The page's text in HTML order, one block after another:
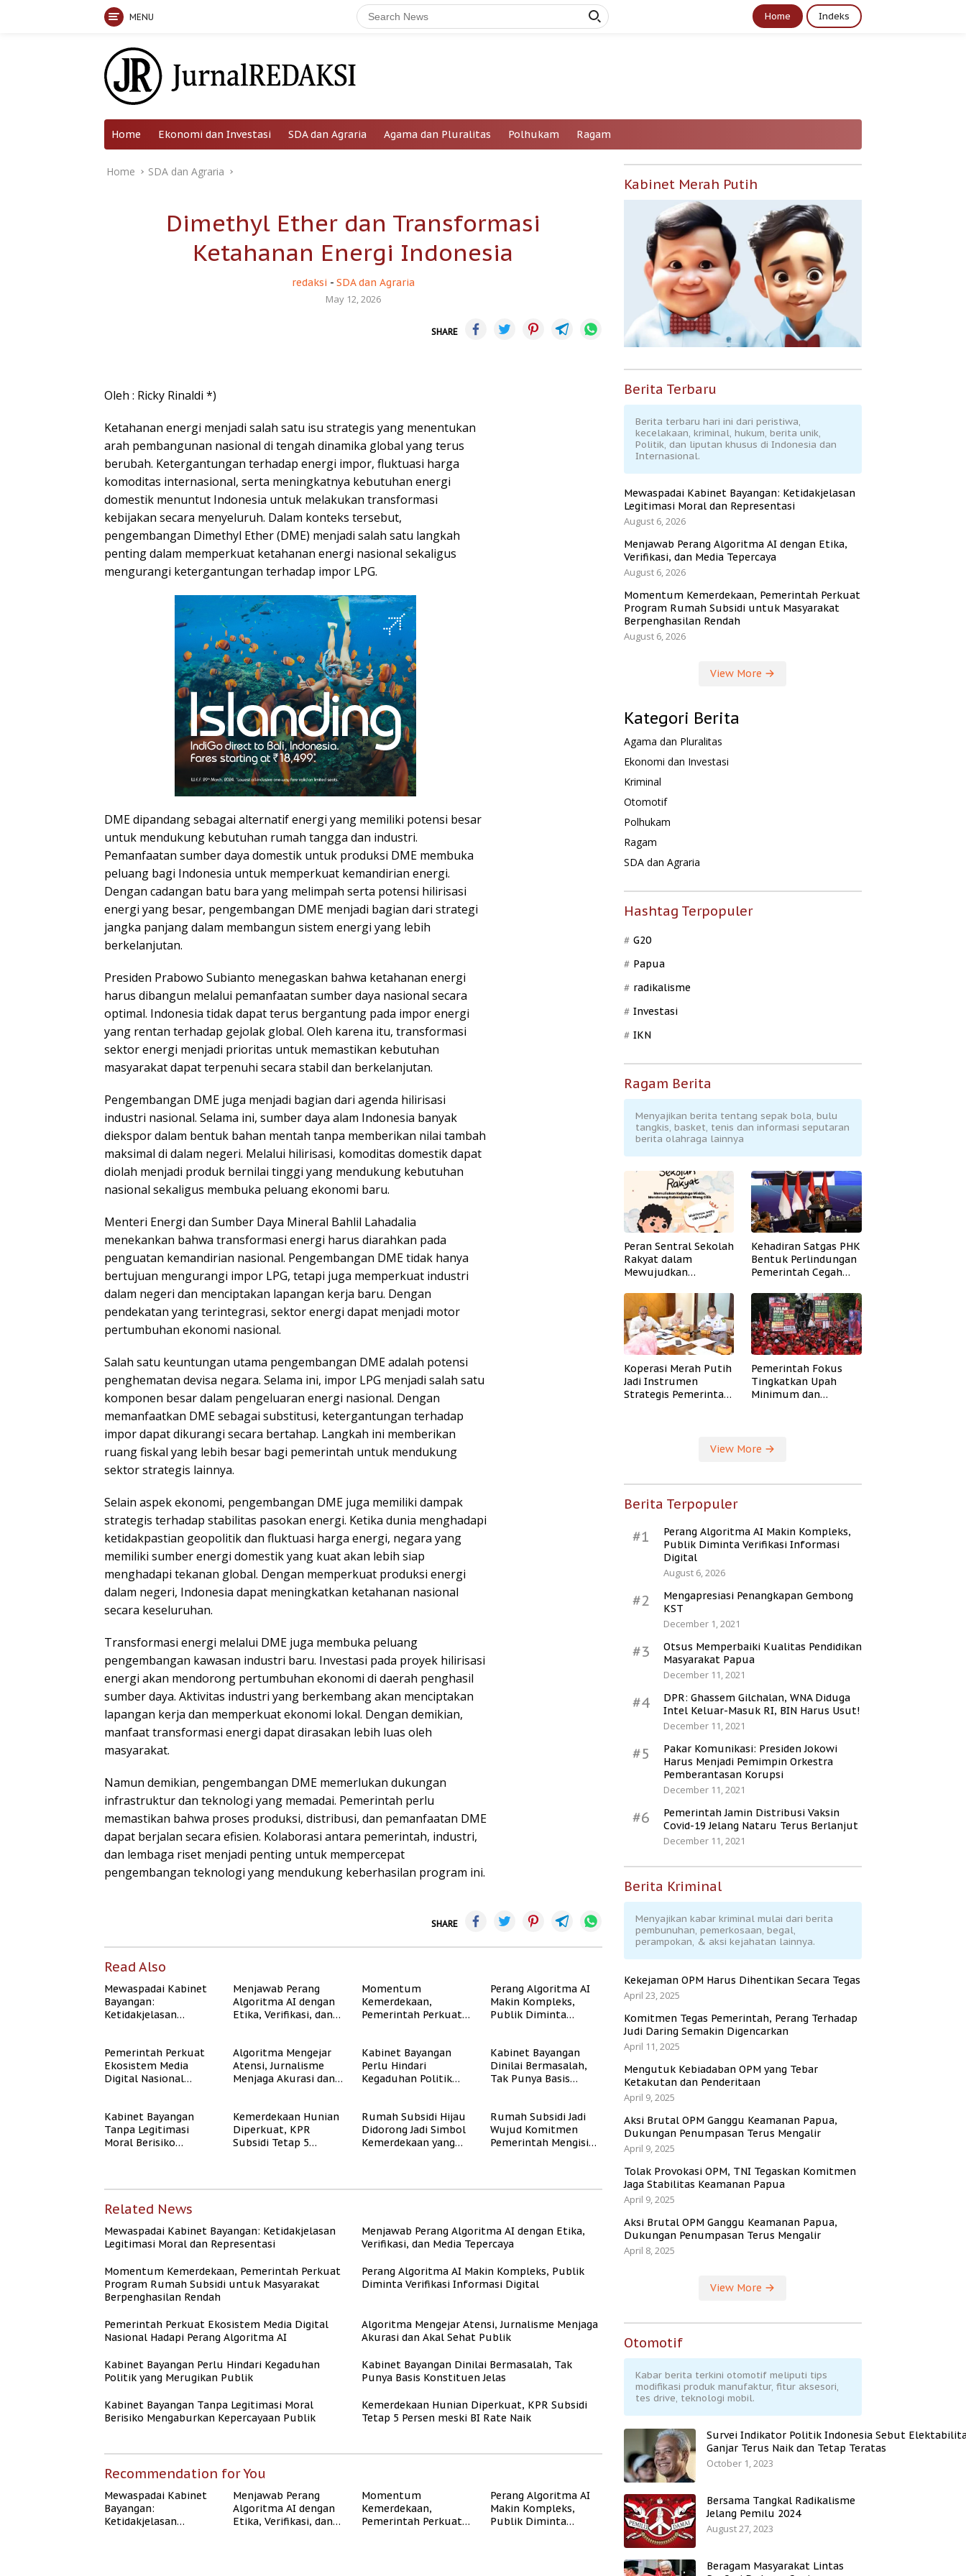
MENU Home Indeks
Home Ekonomi dan Investasi SDA dan Agraria Agama dan Pluralitas Polhukam Ragam
Home SDA dan Agraria
Dimethyl Ether dan Transformasi
Ketahanan Energi Indonesia
redaksi - SDA dan Agraria
May 12, 2026
SHARE
Oleh : Ricky Rinaldi *)
Ketahanan energi menjadi salah satu isu strategis yang menentukan
arah pembangunan nasional di tengah dinamika global yang terus
berubah. Ketergantungan terhadap energi impor, fluktuasi harga
komoditas internasional, serta meningkatnya kebutuhan energi
domestik menuntut Indonesia untuk melakukan transformasi
kebijakan secara menyeluruh. Dalam konteks tersebut,
pengembangan Dimethyl Ether (DME) menjadi salah satu langkah
penting dalam memperkuat ketahanan energi nasional sekaligus
mengurangi ketergantungan terhadap impor LPG.
DME dipandang sebagai alternatif energi yang memiliki potensi besar
untuk mendukung kebutuhan rumah tangga dan industri.
Pemanfaatan sumber daya domestik untuk produksi DME membuka
peluang bagi Indonesia untuk memperkuat kemandirian energi.
Dengan cadangan batu bara yang melimpah serta potensi hilirisasi
energi yang besar, pengembangan DME menjadi bagian dari strategi
jangka panjang dalam membangun sistem energi yang lebih
berkelanjutan.
Presiden Prabowo Subianto menegaskan bahwa ketahanan energi
harus dibangun melalui pemanfaatan sumber daya nasional secara
optimal. Indonesia tidak dapat terus bergantung pada impor energi
yang rentan terhadap gejolak global. Oleh karena itu, transformasi
sektor energi menjadi prioritas untuk memastikan kebutuhan
masyarakat dapat terpenuhi secara stabil dan berkelanjutan.
Pengembangan DME juga menjadi bagian dari agenda hilirisasi
industri nasional. Selama ini, sumber daya alam Indonesia banyak
diekspor dalam bentuk bahan mentah tanpa memberikan nilai tambah
maksimal di dalam negeri. Melalui hilirisasi, komoditas domestik dapat
diolah menjadi produk bernilai tinggi yang mendukung kebutuhan
nasional sekaligus membuka peluang ekonomi baru.
Menteri Energi dan Sumber Daya Mineral Bahlil Lahadalia
menekankan bahwa transformasi energi harus diarahkan pada
penguatan kemandirian nasional. Pengembangan DME tidak hanya
bertujuan mengurangi impor LPG, tetapi juga memperkuat industri
dalam negeri dan menciptakan lapangan kerja baru. Dengan
pendekatan yang terintegrasi, sektor energi dapat menjadi motor
pertumbuhan ekonomi nasional.
Salah satu keuntungan utama pengembangan DME adalah potensi
penghematan devisa negara. Selama ini, impor LPG menjadi salah satu
komponen besar dalam pengeluaran energi nasional. Dengan
memanfaatkan DME sebagai substitusi, ketergantungan terhadap
impor dapat dikurangi secara bertahap. Langkah ini memberikan
ruang fiskal yang lebih besar bagi pemerintah untuk mendukung
sektor strategis lainnya.
Selain aspek ekonomi, pengembangan DME juga memiliki dampak
strategis terhadap stabilitas pasokan energi. Ketika dunia menghadapi
ketidakpastian geopolitik dan fluktuasi harga energi, negara yang
memiliki sumber energi domestik yang kuat akan lebih siap
menghadapi tekanan global. Dengan memperkuat produksi energi
dalam negeri, Indonesia dapat meningkatkan ketahanan nasional
secara keseluruhan.
Transformasi energi melalui DME juga membuka peluang
pengembangan kawasan industri baru. Investasi pada proyek hilirisasi
energi akan mendorong pertumbuhan ekonomi di daerah penghasil
sumber daya. Aktivitas industri yang berkembang akan menciptakan
lapangan kerja dan memperkuat ekonomi lokal. Dengan demikian,
manfaat transformasi energi dapat dirasakan lebih luas oleh
masyarakat.
Namun demikian, pengembangan DME memerlukan dukungan
infrastruktur dan teknologi yang memadai. Pemerintah perlu
memastikan bahwa proses produksi, distribusi, dan pemanfaatan DME
dapat berjalan secara efisien. Kolaborasi antara pemerintah, industri,
dan lembaga riset menjadi penting untuk mempercepat
pengembangan teknologi yang mendukung keberhasilan program ini.
SHARE
Read Also
Mewaspadai Kabinet
Bayangan:
Ketidakjelasan
Menjawab Perang
Algoritma AI dengan
Etika, Verifikasi, dan
Momentum
Kemerdekaan,
Pemerintah Perkuat
Masyarakat
Berpenghasilan
Rendah
Perang Algoritma AI
Makin Kompleks,
Publik Diminta
Pemerintah Perkuat
Ekosistem Media
Digital Nasional
Algoritma Mengejar
Atensi, Jurnalisme
Menjaga Akurasi dan
Kabinet Bayangan
Perlu Hindari
Kegaduhan Politik
Kabinet Bayangan
Dinilai Bermasalah,
Tak Punya Basis
Kabinet Bayangan
Tanpa Legitimasi
Moral Berisiko
Kemerdekaan Hunian
Diperkuat, KPR
Subsidi Tetap 5
Rumah Subsidi Hijau
Didorong Jadi Simbol
Kemerdekaan yang
Rumah Subsidi Jadi
Wujud Komitmen
Pemerintah Mengisi
Related News
Mewaspadai Kabinet Bayangan: Ketidakjelasan
Legitimasi Moral dan Representasi
Menjawab Perang Algoritma AI dengan Etika,
Verifikasi, dan Media Tepercaya
Momentum Kemerdekaan, Pemerintah Perkuat
Program Rumah Subsidi untuk Masyarakat
Berpenghasilan Rendah
Perang Algoritma AI Makin Kompleks, Publik
Diminta Verifikasi Informasi Digital
Pemerintah Perkuat Ekosistem Media Digital
Nasional Hadapi Perang Algoritma AI
Algoritma Mengejar Atensi, Jurnalisme Menjaga
Akurasi dan Akal Sehat Publik
Kabinet Bayangan Perlu Hindari Kegaduhan
Politik yang Merugikan Publik
Kabinet Bayangan Dinilai Bermasalah, Tak
Punya Basis Konstituen Jelas
Kabinet Bayangan Tanpa Legitimasi Moral
Berisiko Mengaburkan Kepercayaan Publik
Kemerdekaan Hunian Diperkuat, KPR Subsidi
Tetap 5 Persen meski BI Rate Naik
Recommendation for You
Mewaspadai Kabinet
Bayangan:
Ketidakjelasan
Menjawab Perang
Algoritma AI dengan
Etika, Verifikasi, dan
Momentum
Kemerdekaan,
Pemerintah Perkuat
Perang Algoritma AI
Makin Kompleks,
Publik Diminta
Kabinet Merah Putih
Berita Terbaru
Berita terbaru hari ini dari peristiwa,
kecelakaan, kriminal, hukum, berita unik,
Politik, dan liputan khusus di Indonesia dan
Internasional.
Mewaspadai Kabinet Bayangan: Ketidakjelasan
Legitimasi Moral dan Representasi
August 6, 2026
Menjawab Perang Algoritma AI dengan Etika,
Verifikasi, dan Media Tepercaya
August 6, 2026
Momentum Kemerdekaan, Pemerintah Perkuat
Program Rumah Subsidi untuk Masyarakat
Berpenghasilan Rendah
August 6, 2026
View More
Kategori Berita
Agama dan Pluralitas
Ekonomi dan Investasi
Kriminal
Otomotif
Polhukam
Ragam
SDA dan Agraria
Hashtag Terpopuler
G20
Papua
radikalisme
Investasi
IKN
Ragam Berita
Menyajikan berita tentang sepak bola, bulu
tangkis, basket, tenis dan informasi seputaran
berita olahraga lainnya
Peran Sentral Sekolah
Rakyat dalam
Mewujudkan
Kehadiran Satgas PHK
Bentuk Perlindungan
Pemerintah Cegah
Koperasi Merah Putih
Jadi Instrumen
Strategis Pemerintah
Pemerintah Fokus
Tingkatkan Upah
Minimum dan
View More
Berita Terpopuler
#1
Perang Algoritma AI Makin Kompleks,
Publik Diminta Verifikasi Informasi
Digital
August 6, 2026
#2
Mengapresiasi Penangkapan Gembong
KST
December 1, 2021
#3
Otsus Memperbaiki Kualitas Pendidikan
Masyarakat Papua
December 11, 2021
#4
DPR: Ghassem Gilchalan, WNA Diduga
Intel Keluar-Masuk RI, BIN Harus Usut!
December 11, 2021
#5
Pakar Komunikasi: Presiden Jokowi
Harus Menjadi Pemimpin Orkestra
Pemberantasan Korupsi
December 11, 2021
#6
Pemerintah Jamin Distribusi Vaksin
Covid-19 Jelang Nataru Terus Berlanjut
December 11, 2021
Berita Kriminal
Menyajikan kabar kriminal mulai dari berita
pembunuhan, pemerkosaan, begal,
perampokan, & aksi kejahatan lainnya.
Kekejaman OPM Harus Dihentikan Secara Tegas
April 23, 2025
Komitmen Tegas Pemerintah, Perang Terhadap
Judi Daring Semakin Digencarkan
April 11, 2025
Mengutuk Kebiadaban OPM yang Tebar
Ketakutan dan Penderitaan
April 9, 2025
Aksi Brutal OPM Ganggu Keamanan Papua,
Dukungan Penumpasan Terus Mengalir
April 9, 2025
Tolak Provokasi OPM, TNI Tegaskan Komitmen
Jaga Stabilitas Keamanan Papua
April 9, 2025
Aksi Brutal OPM Ganggu Keamanan Papua,
Dukungan Penumpasan Terus Mengalir
April 8, 2025
View More
Otomotif
Kabar berita terkini otomotif meliputi tips
modifikasi produk manufaktur, fitur aksesori,
tes drive, teknologi mobil.
Survei Indikator Politik Indonesia Sebut
Ganjar Terus Naik dan Tetap Teratas
October 1, 2023
Bersama Tangkal Radikalisme
Jelang Pemilu 2024
August 27, 2023
Beragam Masyarakat Lintas